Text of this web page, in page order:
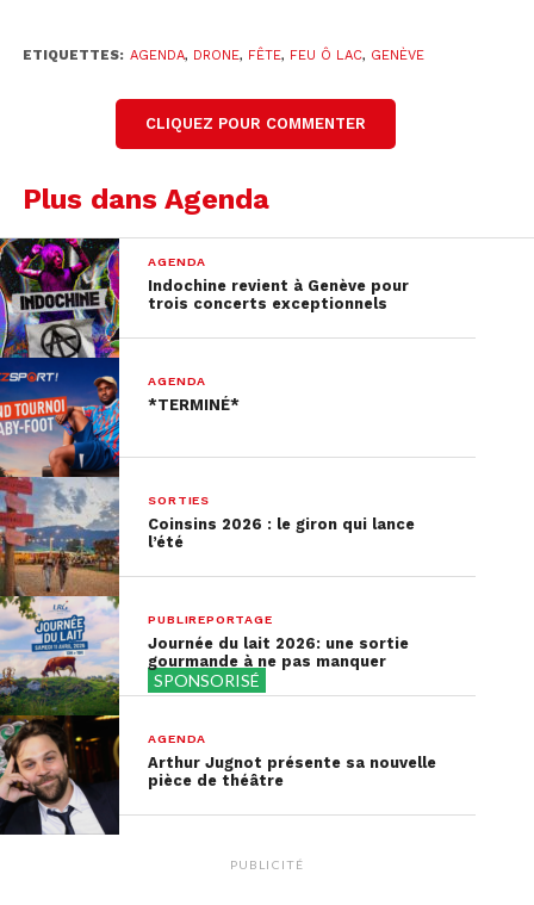
programme qui t’attend, en détails.
One Night Session : Soirée
spéciale One FM
ETIQUETTES: AGENDA, DRONE, FÊTE, FEU Ô LAC, GENÈVE
CLIQUEZ POUR COMMENTER
Plus dans Agenda
AGENDA
Indochine revient à Genève pour
trois concerts exceptionnels
AGENDA
*TERMINÉ*
SORTIES
Coinsins 2026 : le giron qui lance
l’été
PUBLIREPORTAGE
Journée du lait 2026: une sortie
gourmande à ne pas manquer
SPONSORISÉ
AGENDA
Arthur Jugnot présente sa nouvelle
pièce de théâtre
PUBLICITÉ